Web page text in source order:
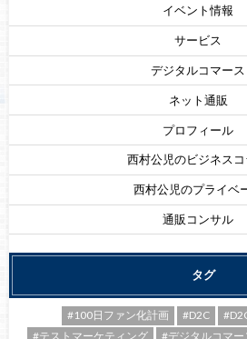
イベント情報
サービス
デジタルコマース
ネット通販
プロフィール
西村公児のビジネス
西村公児のプライベ
通販コンサル
タグ
#100日ファン化計画 #D2C
#テストマーケティング
#デジタルコマー